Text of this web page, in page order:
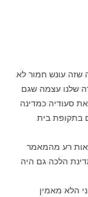
שזה עונש חמור לא
שלנו עצמה שגם
סעודיה כמדינה
בתקופת בית
רע מהמאמר
הלכה גם היה
הלא מאמין